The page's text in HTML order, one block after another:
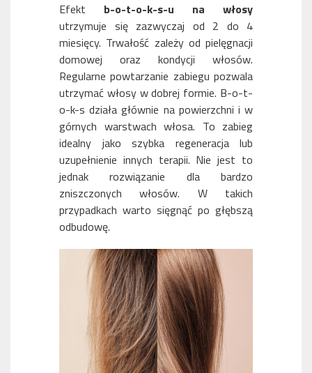
Efekt b-o-t-o-k-s-u na włosy
utrzymuje się zazwyczaj od 2 do 4
miesięcy. Trwałość zależy od pielęgnacji
domowej oraz kondycji włosów.
Regularne powtarzanie zabiegu pozwala
utrzymać włosy w dobrej formie. B-o-t-
o-k-s działa głównie na powierzchni i w
górnych warstwach włosa. To zabieg
idealny jako szybka regeneracja lub
uzupełnienie innych terapii. Nie jest to
jednak rozwiązanie dla bardzo
zniszczonych włosów. W takich
przypadkach warto sięgnąć po głębszą
odbudowę.